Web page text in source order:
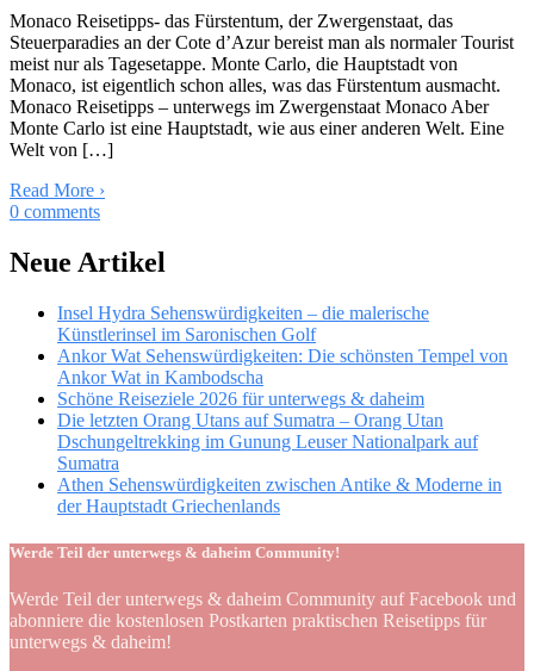
Monaco Reisetipps- das Fürstentum, der Zwergenstaat, das
Steuerparadies an der Cote d’Azur bereist man als normaler Tourist
meist nur als Tagesetappe. Monte Carlo, die Hauptstadt von
Monaco, ist eigentlich schon alles, was das Fürstentum ausmacht.
Monaco Reisetipps – unterwegs im Zwergenstaat Monaco Aber
Monte Carlo ist eine Hauptstadt, wie aus einer anderen Welt. Eine
Welt von […]
Read More ›
0 comments
Neue Artikel
Insel Hydra Sehenswürdigkeiten – die malerische
Künstlerinsel im Saronischen Golf
Ankor Wat Sehenswürdigkeiten: Die schönsten Tempel von
Ankor Wat in Kambodscha
Schöne Reiseziele 2026 für unterwegs & daheim
Die letzten Orang Utans auf Sumatra – Orang Utan
Dschungeltrekking im Gunung Leuser Nationalpark auf
Sumatra
Athen Sehenswürdigkeiten zwischen Antike & Moderne in
der Hauptstadt Griechenlands
Werde Teil der unterwegs & daheim Community!
Werde Teil der unterwegs & daheim Community auf Facebook und
abonniere die kostenlosen Postkarten praktischen Reisetipps für
unterwegs & daheim!